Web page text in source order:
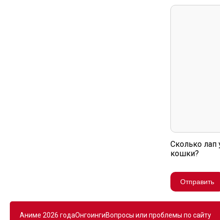
Сколько лап
кошки?
Отправить
Аниме 2026 годаОнгоингиВопросы или проблемы по сайту